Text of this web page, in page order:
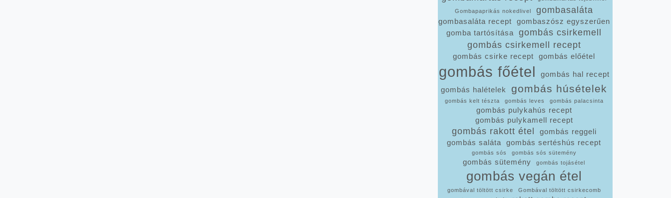
Gombapaprikás nokedlivel gombasaláta
gombasaláta recept
gombaszósz egyszerűen
gomba tartósítása
gombás csirkemell
gombás csirkemell recept
gombás csirke recept gombás előétel
gombás főétel
gombás hal recept
gombás halételek
gombás húsételek
gombás kelt tészta gombás leves gombás palacsinta
gombás pulykahús recept
gombás pulykamell recept
gombás rakott étel
gombás reggeli
gombás saláta
gombás sertéshús recept
gombás sós gombás sós sütemény
gombás sütemény gombás tojásétel
gombás vegán étel
gombával töltött csirke
Gombával töltött csirkecomb